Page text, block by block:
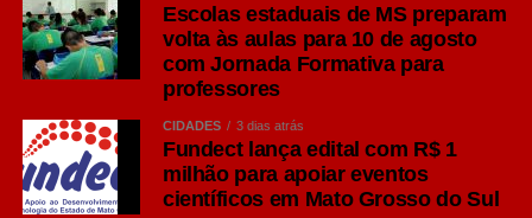
Escolas estaduais de MS preparam
volta às aulas para 10 de agosto
com Jornada Formativa para
professores
CIDADES 3 dias atrás
Fundect lança edital com R$ 1
milhão para apoiar eventos
científicos em Mato Grosso do Sul